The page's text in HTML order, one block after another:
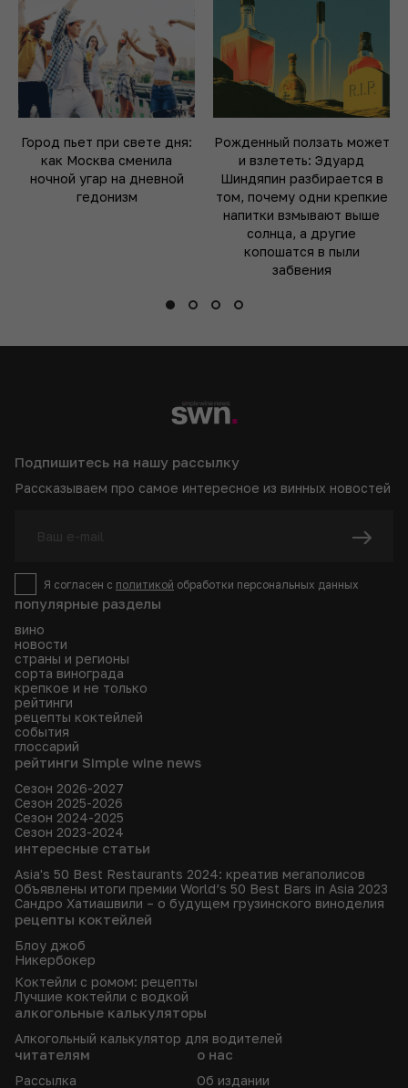
Город пьет при свете дня:
как Москва сменила
ночной угар на дневной
гедонизм
Рожденный ползать может
и взлететь: Эдуард
Шиндяпин разбирается в
том, почему одни крепкие
напитки взмывают выше
солнца, а другие
копошатся в пыли
забвения
популярные разделы
вино
новости
страны и регионы
сорта винограда
крепкое и не только
рейтинги
рецепты коктейлей
события
глоссарий
рейтинги Simple wine news
Сезон 2026-2027
Сезон 2025-2026
Сезон 2024-2025
Сезон 2023-2024
интересные статьи
Asia's 50 Best Restaurants 2024: креатив мегаполисов
Объявлены итоги премии World’s 50 Best Bars in Asia 2023
Сандро Хатиашвили – о будущем грузинского виноделия
рецепты коктейлей
Блоу джоб
Никербокер
Коктейли с ромом: рецепты
Лучшие коктейли с водкой
алкогольные калькуляторы
Алкогольный калькулятор для водителей
читателям
Рассылка
о нас
Об издании
Подпишитесь на нашу рассылку
Рассказываем про самое интересное из винных новостей
Я согласен с политикой обработки персональных данных